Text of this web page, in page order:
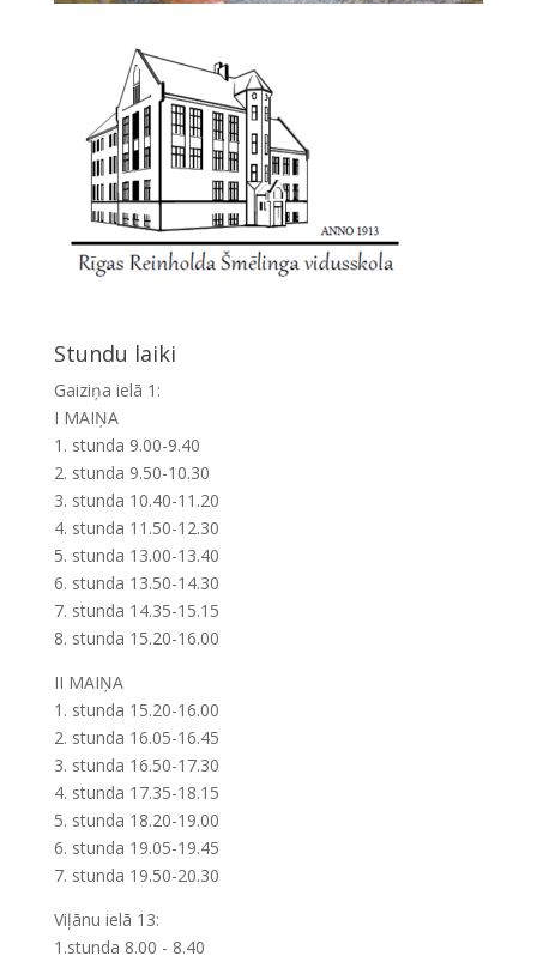
Stundu laiki
Gaiziņa ielā 1:
I MAIŅA
1. stunda 9.00-9.40
2. stunda 9.50-10.30
3. stunda 10.40-11.20
4. stunda 11.50-12.30
5. stunda 13.00-13.40
6. stunda 13.50-14.30
7. stunda 14.35-15.15
8. stunda 15.20-16.00
II MAIŅA
1. stunda 15.20-16.00
2. stunda 16.05-16.45
3. stunda 16.50-17.30
4. stunda 17.35-18.15
5. stunda 18.20-19.00
6. stunda 19.05-19.45
7. stunda 19.50-20.30
Viļānu ielā 13:
1.stunda 8.00 - 8.40